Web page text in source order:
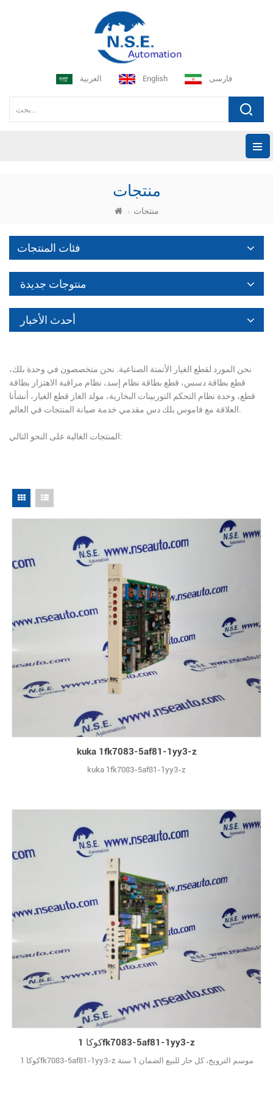
العربية English فارسی
منتجات
منتجات
فئات المنتجات
منتوجات جديدة
أحدث الأخبار
نحن المورد لقطع الغيار الأتمتة الصناعية. نحن متخصصون في وحدة بلك،
قطع بطاقة دسس، قطع بطاقة نظام إسد، نظام مراقبة الاهتزاز بطاقة
قطع، وحدة نظام التحكم التوربينات البخارية، مولد الغاز قطع الغيار، أنشأنا
المنتجات الغالبة على النحو التالي:
kuka 1fk7083-5af81-1yy3-z
kuka 1fk7083-5af81-1yy3-z
كوكا 1fk7083-5af81-1yy3-z
كوكا 1fk7083-5af81-1yy3-z موسم الترويج، كل حار للبيع الضمان 1 سنة